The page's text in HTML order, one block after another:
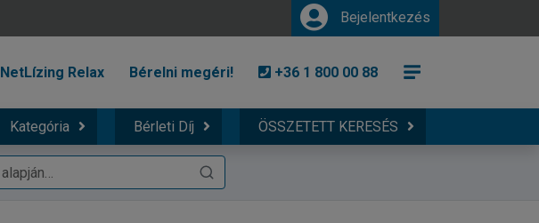
Bejelentkezés
NetLízing Relax Bérelni megéri! +36 1 800 00 88
Kategória Bérleti Díj ÖSSZETETT KERESÉS